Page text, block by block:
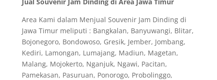
Area Kami dalam Menjual Souvenir Jam Dinding di
Jawa Timur meliputi : Bangkalan, Banyuwangi, Blitar,
Bojonegoro, Bondowoso, Gresik, Jember, Jombang,
Kediri, Lamongan, Lumajang, Madiun, Magetan,
Malang, Mojokerto, Nganjuk, Ngawi, Pacitan,
Pamekasan, Pasuruan, Ponorogo, Probolinggo,